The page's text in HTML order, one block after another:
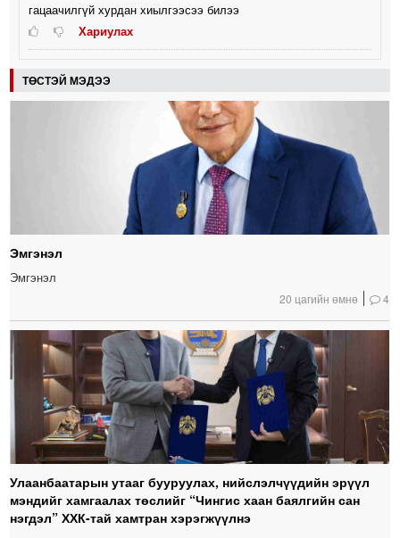
гацаачилгүй хурдан хиылгээсээ билээ
Хариулах
ТӨСТЭЙ МЭДЭЭ
Эмгэнэл
Эмгэнэл
20 цагийн өмнө 4
Улаанбаатарын утааг бууруулах, нийслэлчүүдийн эрүүл
мэндийг хамгаалах төслийг “Чингис хаан баялгийн сан
нэгдэл” ХХК-тай хамтран хэрэгжүүлнэ